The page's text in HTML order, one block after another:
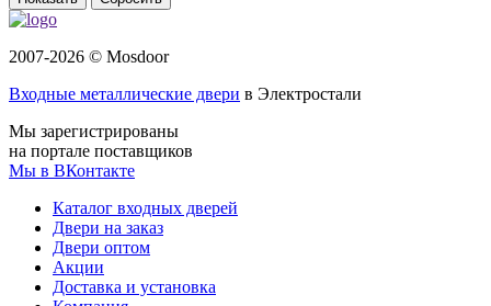
2007-2026 © Mosdoor
Входные металлические двери в Электростали
Мы зарегистрированы
на портале поставщиков
Мы в ВКонтакте
Каталог входных дверей
Двери на заказ
Двери оптом
Акции
Доставка и установка